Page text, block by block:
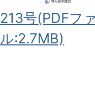
213号(PDFフ
ル:2.7MB)